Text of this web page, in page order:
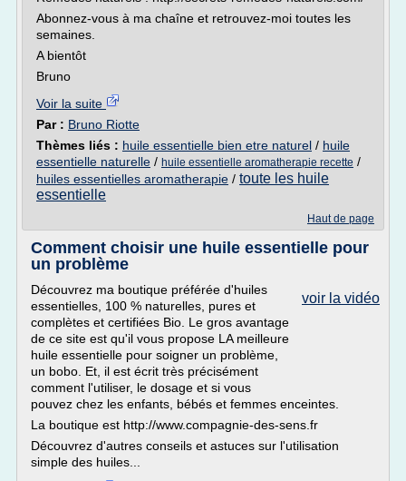
Abonnez-vous à ma chaîne et retrouvez-moi toutes les
semaines.
A bientôt
Bruno
Voir la suite
Par : Bruno Riotte
Thèmes liés : huile essentielle bien etre naturel / huile
essentielle naturelle / huile essentielle aromatherapie recette /
huiles essentielles aromatherapie / toute les huile
essentielle
Haut de page
Comment choisir une huile essentielle pour
un problème
voir la vidéo
Découvrez ma boutique préférée d'huiles
essentielles, 100 % naturelles, pures et
complètes et certifiées Bio. Le gros avantage
de ce site est qu'il vous propose LA meilleure
huile essentielle pour soigner un problème,
un bobo. Et, il est écrit très précisément
comment l'utiliser, le dosage et si vous
pouvez chez les enfants, bébés et femmes enceintes.
La boutique est http://www.compagnie-des-sens.fr
Découvrez d'autres conseils et astuces sur l'utilisation
simple des huiles...